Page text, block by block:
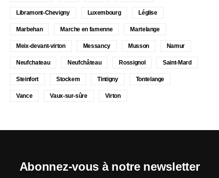
Libramont-Chevigny Luxembourg Léglise
Marbehan Marche en famenne Martelange
Meix-devant-virton Messancy Musson Namur
Neufchateau Neufchâteau Rossignol Saint-Mard
Steinfort Stockem Tintigny Tontelange
Vance Vaux-sur-sûre Virton
Abonnez-vous à notre newsletter